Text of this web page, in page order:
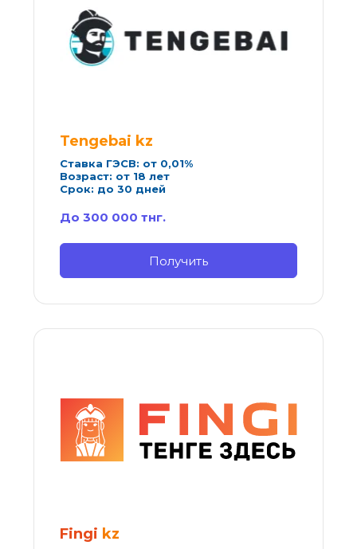
Tengebai kz
Ставка ГЭСВ: от 0,01%
Возраст: от 18 лет
Срок: до 30 дней
До 300 000 тнг.
Получить
Fingi kz